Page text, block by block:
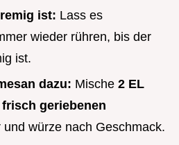
ist: Lass es
wieder rühren, bis der
ist.
dazu: Mische 2 EL
frisch geriebenen
und würze nach Geschmack.